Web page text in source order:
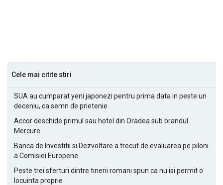
Cele mai citite stiri
SUA au cumparat yeni japonezi pentru prima data in peste un
deceniu, ca semn de prietenie
Accor deschide primul sau hotel din Oradea sub brandul
Mercure
Banca de Investitii si Dezvoltare a trecut de evaluarea pe piloni
a Comisiei Europene
Peste trei sferturi dintre tinerii romani spun ca nu isi permit o
locuinta proprie